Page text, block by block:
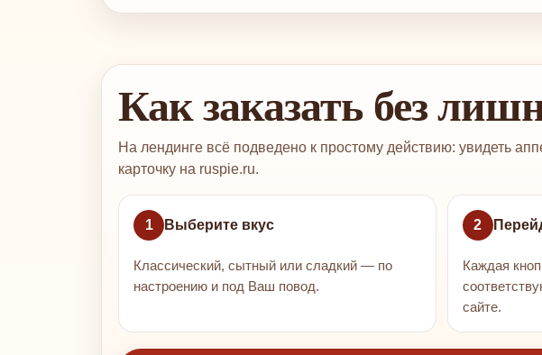
Как заказать без
На лендинге всё подведено к простому действию: увидеть
карточку на ruspie.ru.
1 Выберите вкус
Классический, сытный или сладкий — по
настроению и под Ваш повод.
2
Каждая
сайте.